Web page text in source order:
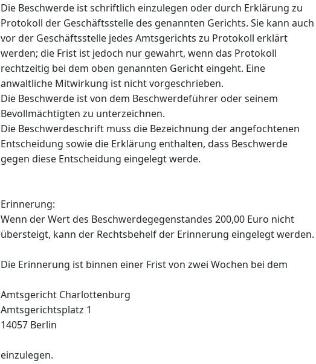
Die Beschwerde ist schriftlich einzulegen oder durch Erklärung zu
Protokoll der Geschäftsstelle des genannten Gerichts. Sie kann auch
vor der Geschäftsstelle jedes Amtsgerichts zu Protokoll erklärt
werden; die Frist ist jedoch nur gewahrt, wenn das Protokoll
rechtzeitig bei dem oben genannten Gericht eingeht. Eine
anwaltliche Mitwirkung ist nicht vorgeschrieben.
Die Beschwerde ist von dem Beschwerdeführer oder seinem
Bevollmächtigten zu unterzeichnen.
Die Beschwerdeschrift muss die Bezeichnung der angefochtenen
Entscheidung sowie die Erklärung enthalten, dass Beschwerde
gegen diese Entscheidung eingelegt werde.
Erinnerung:
Wenn der Wert des Beschwerdegegenstandes 200,00 Euro nicht
übersteigt, kann der Rechtsbehelf der Erinnerung eingelegt werden.
Die Erinnerung ist binnen einer Frist von zwei Wochen bei dem
Amtsgericht Charlottenburg
Amtsgerichtsplatz 1
14057 Berlin
einzulegen.